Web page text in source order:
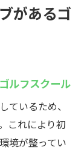
があるゴ
ルフスクール
ているため、
これにより初
境が整ってい